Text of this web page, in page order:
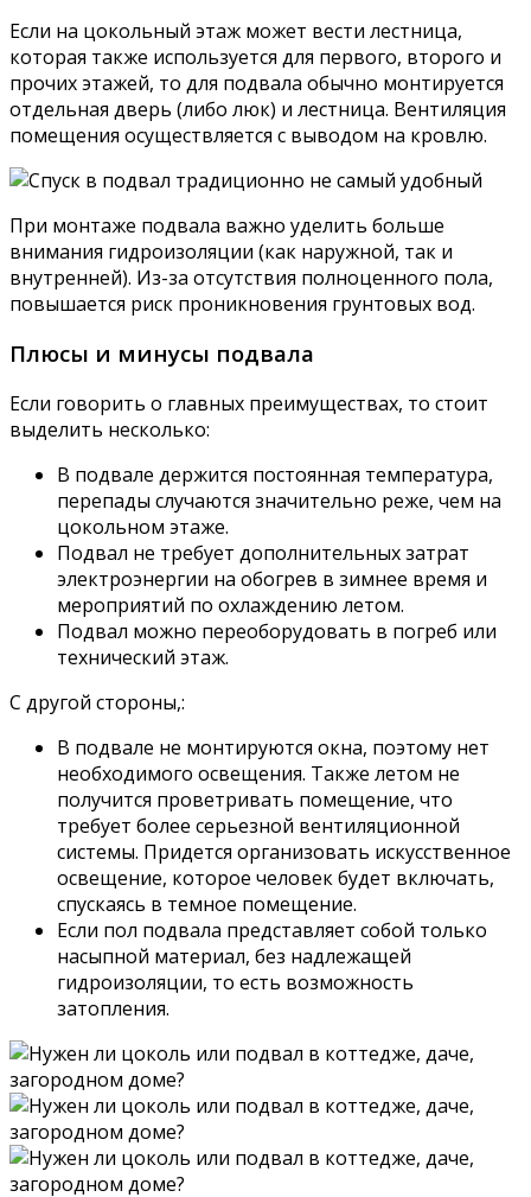
Если на цокольный этаж может вести лестница,
которая также используется для первого, второго и
прочих этажей, то для подвала обычно монтируется
отдельная дверь (либо люк) и лестница. Вентиляция
помещения осуществляется с выводом на кровлю.
При монтаже подвала важно уделить больше
внимания гидроизоляции (как наружной, так и
внутренней). Из-за отсутствия полноценного пола,
повышается риск проникновения грунтовых вод.
Плюсы и минусы подвала
Если говорить о главных преимуществах, то стоит
выделить несколько:
В подвале держится постоянная температура,
перепады случаются значительно реже, чем на
цокольном этаже.
Подвал не требует дополнительных затрат
электроэнергии на обогрев в зимнее время и
мероприятий по охлаждению летом.
Подвал можно переоборудовать в погреб или
технический этаж.
С другой стороны,:
В подвале не монтируются окна, поэтому нет
необходимого освещения. Также летом не
получится проветривать помещение, что
требует более серьезной вентиляционной
системы. Придется организовать искусственное
освещение, которое человек будет включать,
спускаясь в темное помещение.
Если пол подвала представляет собой только
насыпной материал, без надлежащей
гидроизоляции, то есть возможность
затопления.